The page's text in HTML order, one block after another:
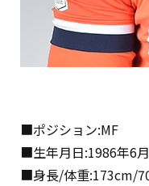
■ポジション:MF
■生年月日:1986年6月
■身長/体重:173cm/